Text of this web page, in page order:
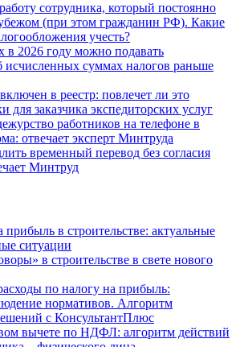
сотрудника, который постоянно
(при этом гражданин РФ). Какие
учесть?
в 2026 году можно подавать
исчисленных суммах налогов раньше
в реестр: повлечет ли это
для заказчика экспедиторских услуг
работников на телефоне в
отвечает эксперт Минтруда
временный перевод без согласия
Минтруд
в строительстве: актуальные
ситуации
в строительстве в свете нового
по налогу на прибыль:
нормативов. Алгоритм
с КонсультантПлюс
вычете по НДФЛ: алгоритм действий